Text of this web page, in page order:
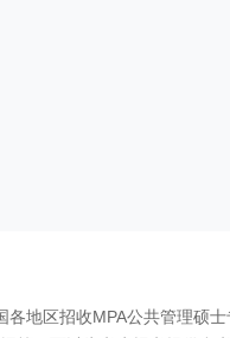
各地区招收MPA公共管理硕